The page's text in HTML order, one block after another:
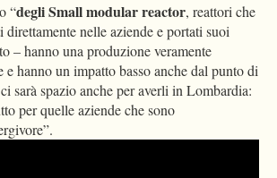
“degli Small modular reactor, reattori che
direttamente nelle aziende e portati suoi
– hanno una produzione veramente
e hanno un impatto basso anche dal punto di
sarà spazio anche per averli in Lombardia:
per quelle aziende che sono